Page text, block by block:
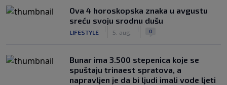
Ova 4 horoskopska znaka u avgustu
sreću svoju srodnu dušu
LIFESTYLE 5. aug. 0
Bunar imа 3.500 stepenica koje se
spuštaju trinaest spratova, a
napravljen je da bi ljudi imali vode ljeti